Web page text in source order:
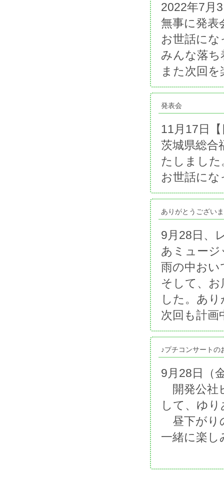
2022年7月
無事に発表
お世話に
みんな落
また次回
発表会
11月17日
茨城県総合
たしました
お世話に
ありがとうござい
9月28日、
あミュー
雨の中お
そして、
した。あ
次回も計画
♪プチコンサートの
9月28日（
開発公社
して、ゆ
昼下がり
一緒に楽し